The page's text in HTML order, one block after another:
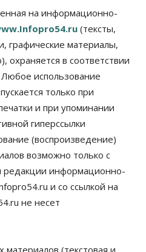
погоде в Новосибирске
добровольно
дети: в десяти
введут
на информационно-
(тексты,
графические материалы,
охраняется в соответствии
использование
только при
и при упоминании
гиперссылки
(воспроизведение)
возможно только с
редакции информационно-
и со ссылкой на
не несет
(текстовая и